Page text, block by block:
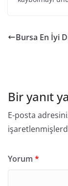
Bursa En İyi
Bir yanıt
E-posta
Yorum *